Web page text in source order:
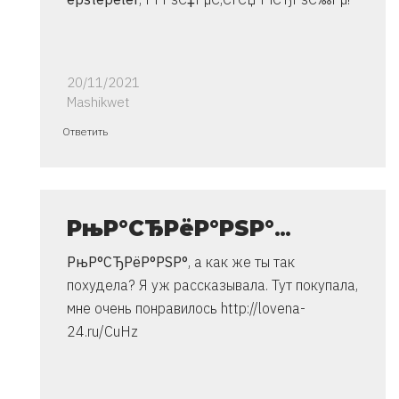
20/11/2021
Mashikwet
Ответ
очень
Владимир
Ответить
РњР°СЂРёР°РЅР°…
РњР°СЂРёР°РЅР°, а как же ты так
похудела? Я уж рассказывала. Тут покупала,
мне очень понравилось http://lovena-
24.ru/CuHz